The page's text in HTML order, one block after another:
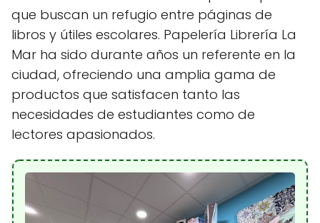
que buscan un refugio entre páginas de
libros y útiles escolares. Papelería Librería La
Mar ha sido durante años un referente en la
ciudad, ofreciendo una amplia gama de
productos que satisfacen tanto las
necesidades de estudiantes como de
lectores apasionados.